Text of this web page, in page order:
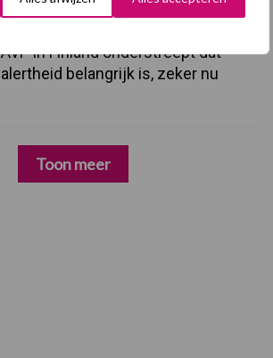
AVP in Finland onderstreept dat
alertheid belangrijk is, zeker nu
Toon meer